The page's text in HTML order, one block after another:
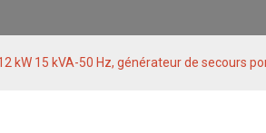
kW 15 kVA-50 Hz, générateur de secours